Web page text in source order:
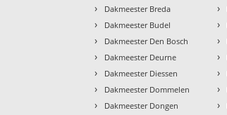
› Dakmeester Breda
› Dakmeester Budel
› Dakmeester Den Bosch
› Dakmeester Deurne
› Dakmeester Diessen
› Dakmeester Dommelen
› Dakmeester Dongen
›
›
›
›
›
›
›